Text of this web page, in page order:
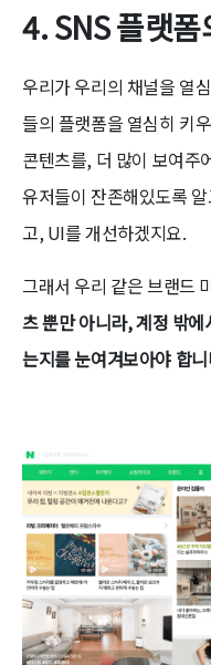
4. SNS 플랫
우리가 우리의 채널을 열
들의 플랫폼을 열심히 키
콘텐츠를, 더 많이 보여주
유저들이 잔존해있도록
고, UI를 개선하겠지요.
그래서 우리 같은 브랜드
츠 뿐만 아니라, 계정 밖
는지를 눈여겨보아야 합